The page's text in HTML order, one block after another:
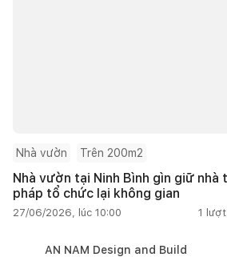
Nhà vườn Trên 200m2
Nhà vườn tại Ninh Bình gìn giữ nhà
pháp tổ chức lại không gian
27/06/2026, lúc 10:00 1
AN NAM Design and Build